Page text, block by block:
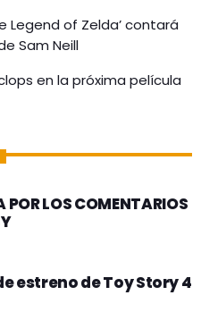
Legend of Zelda’ contará
Sam Neill
en la próxima película
POR LOS COMENTARIOS
estreno de Toy Story 4